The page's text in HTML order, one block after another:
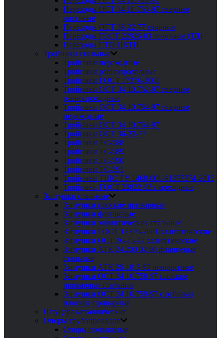
Переходы ОСТ 34.10-753-97 сварные
листовые
Переходы ОСТ 36-22-77 сварные
Переходы ГОСТ 22826-83 точечные (ТД)
Переходы СТО ЦКТИ
Тройники стальные
Тройники переходные
Тройники равнопроходные
Тройники ГОСТ 17376-2001
Тройники ОСТ 34 10.762-97 сварные
равнопроходные
Тройники ОСТ 34 10.764-97 сварные
переходные
Тройники ОСТ 34 10.764-97
Тройники ОСТ 36-23-77
Тройники ТС-588
Тройники ТС-589
Тройники ТС-590
Тройники ТС-591
Тройники ТШС ТУ 1468-001-61257374-2015
Тройники ГОСТ 22822-83 переходные
Заглушки стальные
Заглушки плоские приварные
Заглушки фланцевые
Заглушки эллиптические стальные
Заглушки ГОСТ 17379-2001 эллиптические
Заглушки ОСТ 36-25-77 эллиптические
Заглушки АТК 24.200 02 90 фланцевые
стальные
Заглушки АТК 26-18-5-93 поворотные
Заглушки ОСТ 34 10.758-97 плоские
приварные стальные
Заглушки ОСТ 34 10.759-97 с ребрами
плоские приварные
Штуцера металлические
Опоры трубопроводов
Опоры подвижные